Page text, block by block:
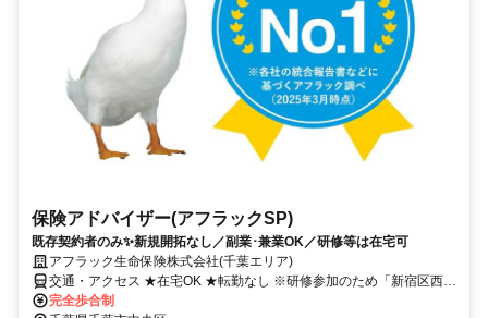
保険アドバイザー(アフラックSP)
既存契約者のみ✨新規開拓なし／副業･兼業OK／研修等は在宅可
アフラック生命保険株式会社(千葉エリア)
交通・アクセス ★在宅OK ★転勤なし ※研修参加のため「新宿区西新
宿」への出社あり
完全歩合制